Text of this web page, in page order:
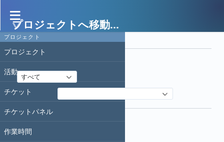
プロジェクト
プロジェクト
活動
チケット
チケットパネル
作業時間
プロジェクトへ移動...
作業時間
フィルタ
すべて
フィルタ追加
オプション
適用